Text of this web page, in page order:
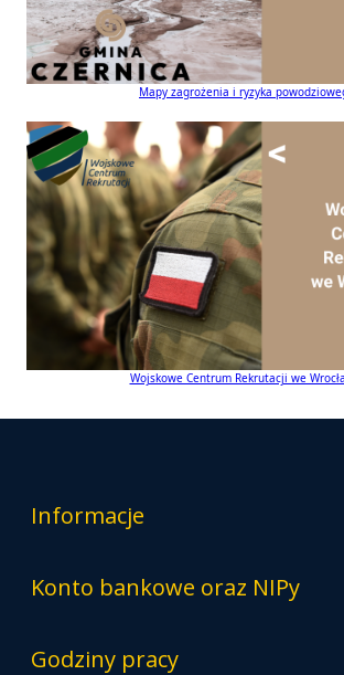
Mapy zagrożenia i ryzyka
Wojskowe Centrum Rekrutacji we
Informacje
Konto bankowe oraz NIPy
Godziny pracy